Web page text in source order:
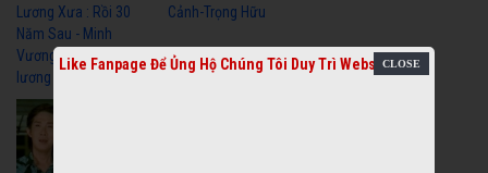
Lương Xưa : Rồi 30
Năm Sau - Minh
Vương Lệ Thủy | cải
lương xã hội hay nhất
Cảnh-Trọng Hữu
Like Fanpage Để Ủng Hộ Chúng Tôi Duy Trì Website